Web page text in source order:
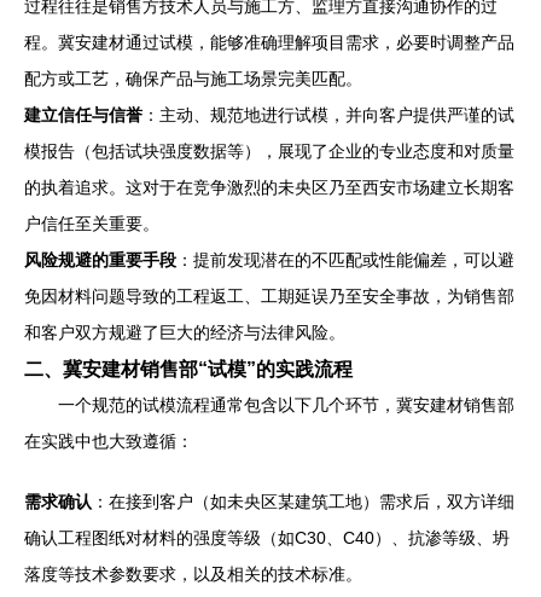
过程往往是销售方技术人员与施工方、监理方直接沟通协作的过
程。冀安建材通过试模，能够准确理解项目需求，必要时调整产品
配方或工艺，确保产品与施工场景完美匹配。
建立信任与信誉 ：主动、规范地进行试模，并向客户提供严谨的试
模报告（包括试块强度数据等），展现了企业的专业态度和对质量
的执着追求。这对于在竞争激烈的未央区乃至西安市场建立长期客
户信任至关重要。
风险规避的重要手段 ：提前发现潜在的不匹配或性能偏差，可以避
免因材料问题导致的工程返工、工期延误乃至安全事故，为销售部
和客户双方规避了巨大的经济与法律风险。
二、冀安建材销售部“试模”的实践流程
一个规范的试模流程通常包含以下几个环节，冀安建材销售部
在实践中也大致遵循：
需求确认 ：在接到客户（如未央区某建筑工地）需求后，双方详细
确认工程图纸对材料的强度等级（如C30、C40）、抗渗等级、坍
落度等技术参数要求，以及相关的技术标准。